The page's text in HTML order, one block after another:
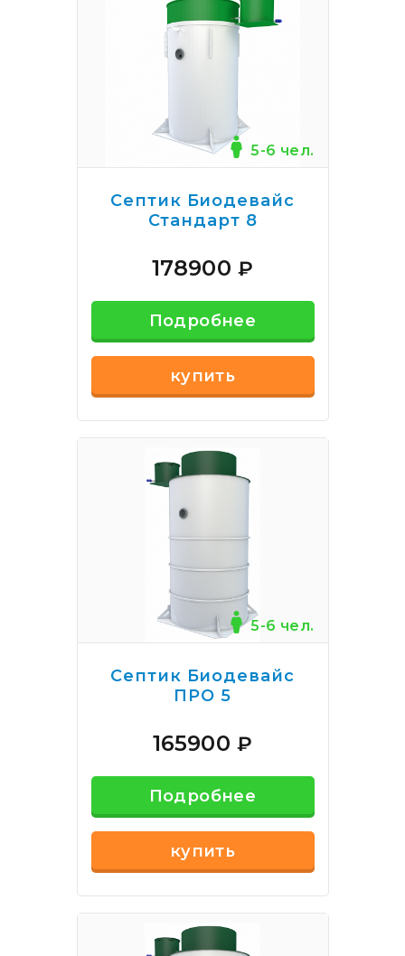
5-6 чел.
Септик Биодевайс
Стандарт 8
178900₽
Подробнее
купить
5-6 чел.
Септик Биодевайс
ПРО 5
165900₽
Подробнее
купить